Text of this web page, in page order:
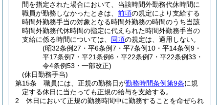
間を指定された場合において、当該時間外勤務代休時間に
職員が勤務しなかったときは、 前項の規定により支給する
時間外勤務手当の対象となる時間外勤務の時間のうち当該
時間外勤務代休時間の指定に代えられた時間外勤務手当の
支給に係る時間については、 同項の規定は、適用しない。
(昭32条例27・平6条例7・平7条例10・平14条例9・
平17条例7・平21条例6・平22条例7・平22条例33・
令4条例53・一部改正)
(休日勤務手当)
第15条
職員には、正規の勤務日が勤務時間条例第9条に規
定する休日に当たっても正規の給与を支給する。
2
休日において正規の勤務時間中に勤務することを命ぜられ